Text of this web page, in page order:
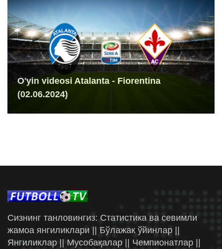
O'yin videosi Atalanta - Fiorentina
(02.06.2024)
Сизнинг танловингиз: Статистика ва севимли
жамоа янгиликлари || Бўлажак ўйинлар ||
Янгиликлар || Мусобақалар || Чемпионатлар ||